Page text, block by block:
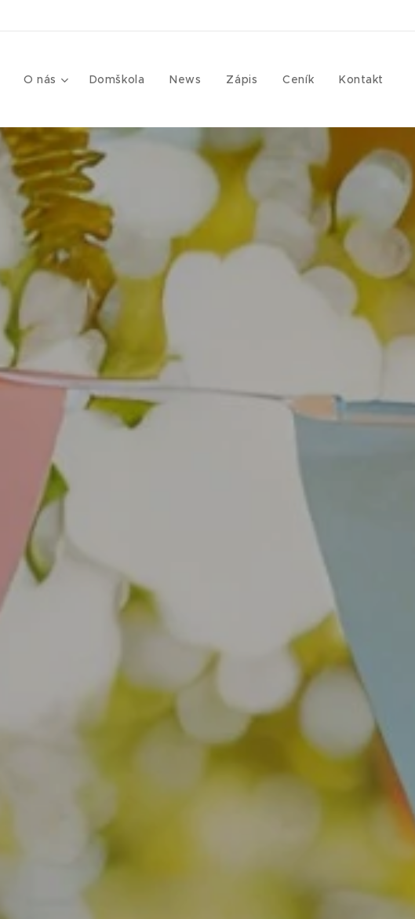
O nás Domškola News Zápis Ceník Kontakt